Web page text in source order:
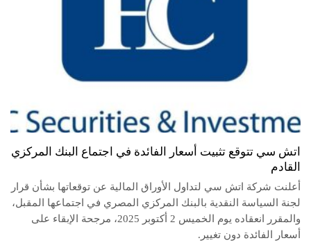
اتش سي تتوقع تثبيت أسعار الفائدة في اجتماع البنك المركزي
القادم
أعلنت شركة اتش سي لتداول الأوراق المالية عن توقعاتها بشأن قرار
لجنة السياسة النقدية بالبنك المركزي المصري في اجتماعها المقبل،
والمقرر انعقاده يوم الخميس 2 أكتوبر 2025، مرجحة الإبقاء على
أسعار الفائدة دون تغيير.